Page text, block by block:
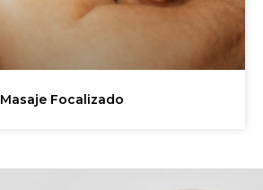
Masaje Focalizado